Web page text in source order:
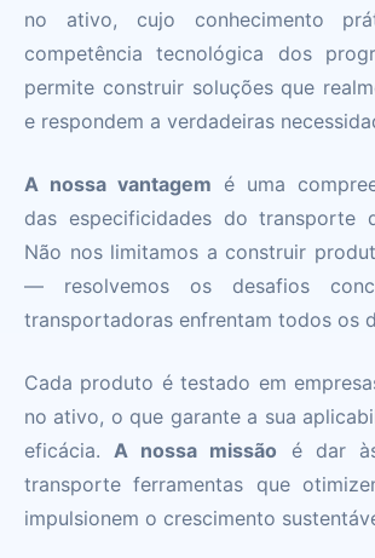
no ativo, cujo conhecimento
competência tecnológica dos
permite construir soluções que
e respondem a verdadeiras
A nossa vantagem é uma
das especificidades do transporte
Não nos limitamos a construir
— resolvemos os desafios
transportadoras enfrentam todos os
Cada produto é testado em
no ativo, o que garante a sua
eficácia.A nossa missão é dar
transporte ferramentas que
impulsionem o crescimento